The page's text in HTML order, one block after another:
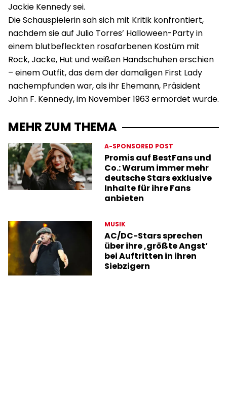
Jackie Kennedy sei.
Die Schauspielerin sah sich mit Kritik konfrontiert,
nachdem sie auf Julio Torres’ Halloween-Party in
einem blutbefleckten rosafarbenen Kostüm mit
Rock, Jacke, Hut und weißen Handschuhen erschien
– einem Outfit, das dem der damaligen First Lady
nachempfunden war, als ihr Ehemann, Präsident
John F. Kennedy, im November 1963 ermordet wurde.
MEHR ZUM THEMA
A-SPONSORED POST
Promis auf BestFans und
Co.: Warum immer mehr
deutsche Stars exklusive
Inhalte für ihre Fans
anbieten
MUSIK
AC/DC-Stars sprechen
über ihre ‚größte Angst‘
bei Auftritten in ihren
Siebzigern